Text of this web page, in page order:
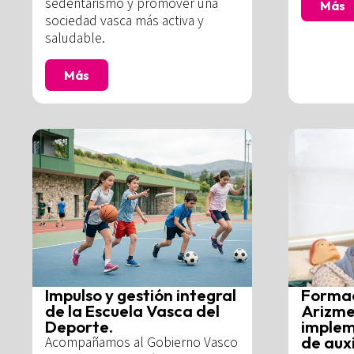
sociedad vasca más activa y
saludable.
Más
Más
Impulso y gestión integral
de la Escuela Vasca del
Deporte.
Acompañamos al Gobierno Vasco
de